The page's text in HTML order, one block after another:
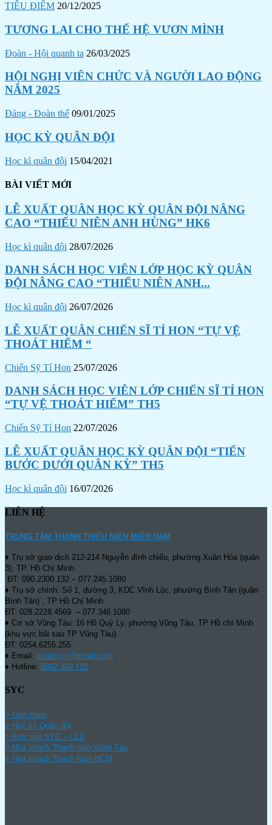
TIÊU ĐIỂM 20/12/2025
TƯƠNG LAI CHO THẾ HỆ VƯƠN MÌNH
Đoàn - Hội quanh ta 26/03/2025
HỘI NGHỊ VIÊN CHỨC VÀ NGƯỜI LAO ĐỘNG
NĂM 2025
Đảng - Đoàn thể 09/01/2025
HỌC KỲ QUÂN ĐỘI
Học kì quân đội 15/04/2021
BÀI VIẾT MỚI
LỄ XUẤT QUÂN HỌC KỲ QUÂN ĐỘI NÂNG
CAO “THIẾU NIÊN ANH HÙNG” HK6
Học kì quân đội 28/07/2026
DANH SÁCH HỌC VIÊN LỚP HỌC KỲ QUÂN
ĐỘI NÂNG CAO “THIẾU NIÊN ANH...
Học kì quân đội 26/07/2026
LỄ XUẤT QUÂN CHIẾN SĨ TÍ HON “TỰ VỆ
THOÁT HIỂM “
Chiến Sỹ Tí Hon 25/07/2026
DANH SÁCH HỌC VIÊN LỚP CHIẾN SĨ TÍ HON
“TỰ VỆ THOÁT HIỂM” TH5
Chiến Sỹ Tí Hon 22/07/2026
LỄ XUẤT QUÂN HỌC KỲ QUÂN ĐỘI “TIẾN
BƯỚC DƯỚI QUÂN KỲ” TH5
Học kì quân đội 16/07/2026
LIÊN HỆ
TRUNG TÂM THANH THIẾU NIÊN MIỀN NAM
♦ Trụ sở giao dịch 212-214 Nguyễn đình chiểu, phường Xuân Hòa (quận
3), TP. Hồ Chí Minh.
ĐT: 090.2300.132 – 077.245.1080
♦ Trụ sở chính: Số 1, đường 3, KDC Vĩnh Lộc, phường Bình Tân (quận
Bình Tân) , TP Hồ Chí Minh.
ĐT: 028.2228.4569 – 077.346.1080
♦ Cơ sở Vũng Tàu: 16 Hồ Quý Ly, phường Vũng Tàu, TP Hồ chí Minh
(khu vực bãi sau TP Vũng Tàu).
ĐT: 0254.6255.255.
♦ Email: tuvansyc@gmail.com
♦ Hotline: 0902 300 132
SYC
> Giới thiệu
> Học kỳ Quân đội
> Anh ngữ SYC – CLB
> Nhà khách Thanh niên Vũng Tàu
> Nhà khách Thanh Niên HCM